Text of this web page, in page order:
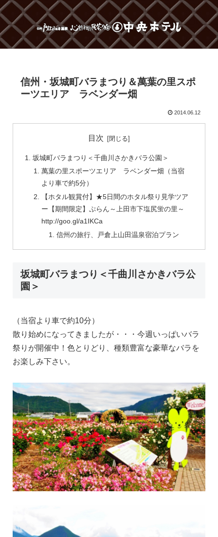
信州・坂城町バラまつり＆萬葉の里スポ
ーツエリア ラベンダー畑
2014.06.12
目次
坂城町バラまつり＜千曲川さかきバラ公園＞
萬葉の里スポーツエリア ラベンダー畑（当宿
より車で約5分）
【ホタル観賞付】★5日間のホタル祭り見学ツア
ー【期間限定】ぷらん～上田市下塩尻蛍の里～
http://goo.gl/a1IKCa
信州の旅行、戸倉上山田温泉宿泊プラン
坂城町バラまつり＜千曲川さかきバラ公
園＞
（当宿より車で約10分）
散り始めになってきましたが・・・今週いっぱいバラ
祭りが開催中！色とりどり、種類豊富な豪華なバラを
お楽しみ下さい。